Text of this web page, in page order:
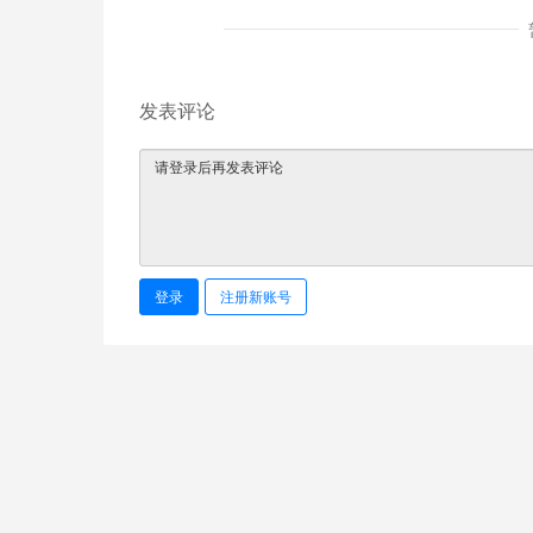
发表评论
登录 注册新账号